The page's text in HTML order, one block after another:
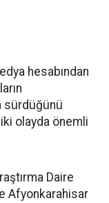
hesabından
sürdüğünü
olayda önemli
Daire
Afyonkarahisar